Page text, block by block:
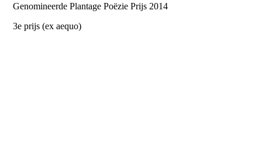
Genomineerde Plantage Poëzie Prijs 2014
3e prijs (ex aequo)